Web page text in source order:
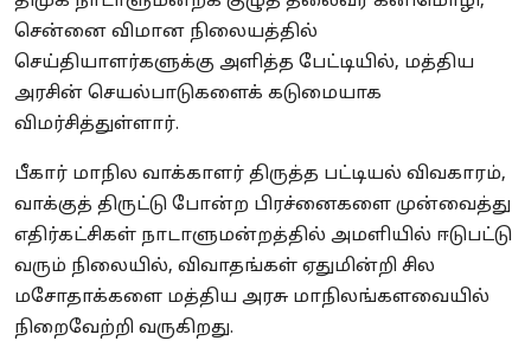
சென்னை விமான நிலையத்தில்
செய்தியாளர்களுக்கு அளித்த பேட்டியில், மத்திய
அரசின் செயல்பாடுகளைக் கடுமையாக
விமர்சித்துள்ளார்.
பீகார் மாநில வாக்காளர் திருத்த பட்டியல் விவகாரம்,
வாக்குத் திருட்டு போன்ற பிரச்னைகளை முன்வைத்து
எதிர்கட்சிகள் நாடாளுமன்றத்தில் அமளியில் ஈடுபட்டு
வரும் நிலையில், விவாதங்கள் ஏதுமின்றி சில
மசோதாக்களை மத்திய அரசு மாநிலங்களவையில்
நிறைவேற்றி வருகிறது.